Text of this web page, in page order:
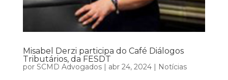
Misabel Derzi participa do Café Diálogos
Tributários, da FESDT
por SCMD Advogados| abr 24, 2024| Notícias